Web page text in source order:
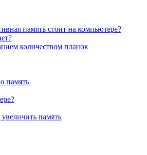
память стоит на компьютере?
количеством планок
память
память